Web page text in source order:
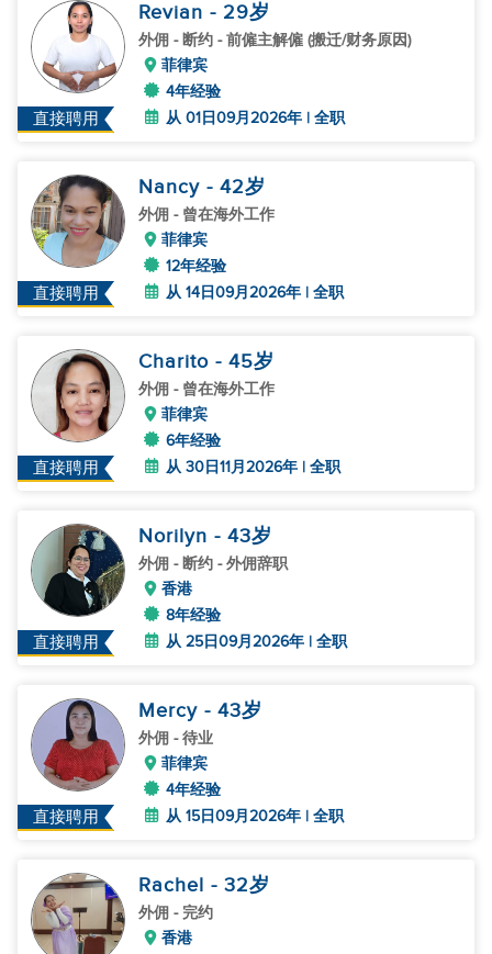
直接聘用
Revian - 29岁
外佣 - 断约 - 前僱主解僱 (搬迁/财务原因)
菲律宾
4年经验
从 01日09月2026年 | 全职
直接聘用
Nancy - 42岁
外佣 - 曾在海外工作
菲律宾
12年经验
从 14日09月2026年 | 全职
直接聘用
Charito - 45岁
外佣 - 曾在海外工作
菲律宾
6年经验
从 30日11月2026年 | 全职
直接聘用
Norilyn - 43岁
外佣 - 断约 - 外佣辞职
香港
8年经验
从 25日09月2026年 | 全职
直接聘用
Mercy - 43岁
外佣 - 待业
菲律宾
4年经验
从 15日09月2026年 | 全职
Rachel - 32岁
外佣 - 完约
香港